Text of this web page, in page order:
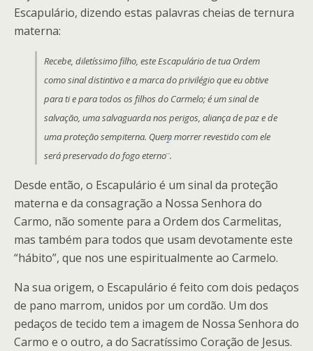
Escapulário, dizendo estas palavras cheias de ternura
materna:
Recebe, diletíssimo filho, este Escapulário de tua Ordem
como sinal distintivo e a marca do privilégio que eu obtive
para ti e para todos os filhos do Carmelo; é um sinal de
salvação, uma salvaguarda nos perigos, aliança de paz e de
uma proteção sempiterna. Quem morrer revestido com ele
será preservado do fogo eterno
2
.
Desde então, o Escapulário é um sinal da proteção
materna e da consagração a Nossa Senhora do
Carmo, não somente para a Ordem dos Carmelitas,
mas também para todos que usam devotamente este
“hábito”, que nos une espiritualmente ao Carmelo.
Na sua origem, o Escapulário é feito com dois pedaços
de pano marrom, unidos por um cordão. Um dos
pedaços de tecido tem a imagem de Nossa Senhora do
Carmo e o outro, a do Sacratíssimo Coração de Jesus.